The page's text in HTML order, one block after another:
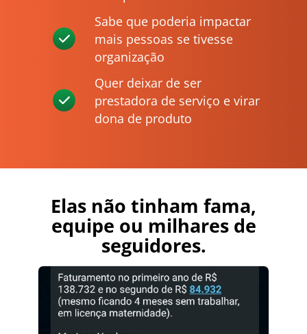
Sabe que poderia impactar
mais pessoas se tivesse
organização
Quer deixar de ser
prestadora de serviço e virar
dona de produto
Elas não tinham fama,
equipe ou milhares de
seguidores.